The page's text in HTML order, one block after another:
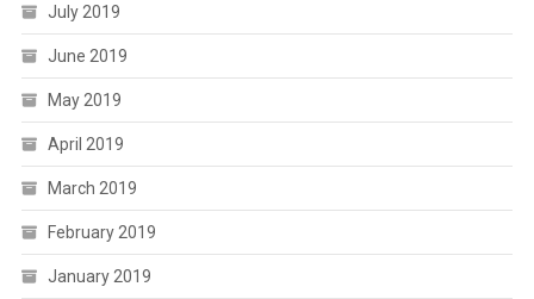
July 2019
June 2019
May 2019
April 2019
March 2019
February 2019
January 2019